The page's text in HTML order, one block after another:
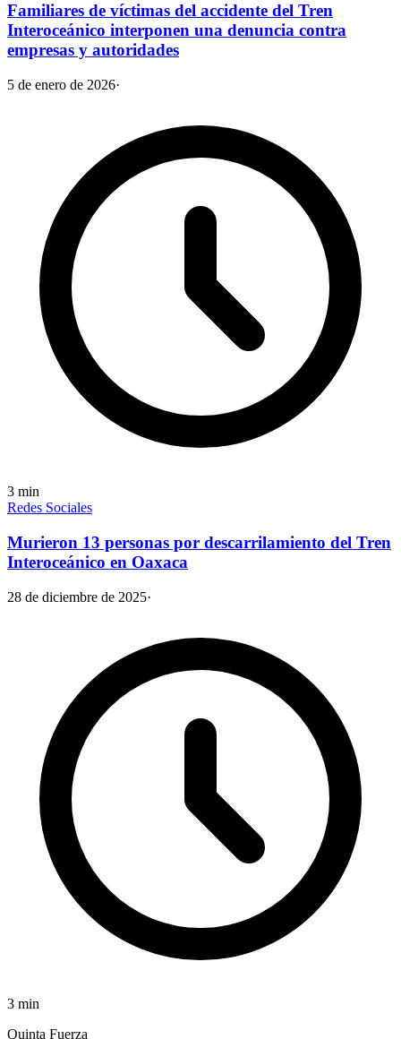
Familiares de víctimas del accidente del Tren
Interoceánico interponen una denuncia contra
empresas y autoridades
5 de enero de 2026·
3 min
Redes Sociales
Murieron 13 personas por descarrilamiento del Tren
Interoceánico en Oaxaca
28 de diciembre de 2025·
3 min
Quinta Fuerza